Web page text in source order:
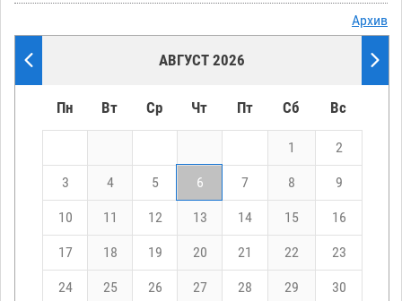
Архив
АВГУСТ 2026
Пн Вт Ср Чт Пт Сб Вс
1 2
3 4 5 6 7 8 9
10 11 12 13 14 15 16
17 18 19 20 21 22 23
24 25 26 27 28 29 30